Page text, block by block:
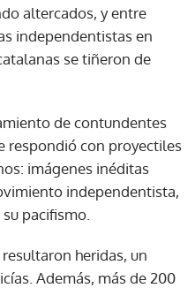
altercados, y entre
independentistas en
se tiñeron de
de contundentes
respondió con proyectiles
imágenes inéditas
independentista,
pacifismo.
heridas, un
Además, más de 200